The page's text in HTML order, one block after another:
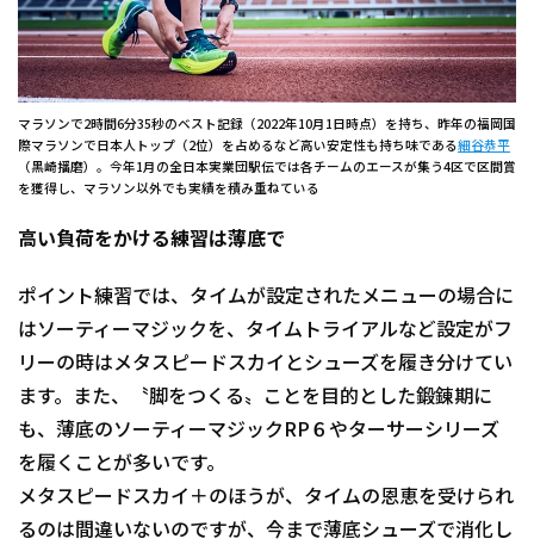
マラソンで2時間6分35秒のベスト記録（2022年10月1日時点）を持ち、昨年の福岡国
際マラソンで日本人トップ（2位）を占めるなど高い安定性も持ち味である細谷恭平
（黒崎播磨）。今年1月の全日本実業団駅伝では各チームのエースが集う4区で区間賞
を獲得し、マラソン以外でも実績を積み重ねている
高い負荷をかける練習は薄底で
ポイント練習では、タイムが設定されたメニューの場合に
はソーティーマジックを、タイムトライアルなど設定がフ
リーの時はメタスピードスカイとシューズを履き分けてい
ます。また、〝脚をつくる〟ことを目的とした鍛錬期に
も、薄底のソーティーマジックRP６やターサーシリーズ
を履くことが多いです。
メタスピードスカイ＋のほうが、タイムの恩恵を受けられ
るのは間違いないのですが、今まで薄底シューズで消化し